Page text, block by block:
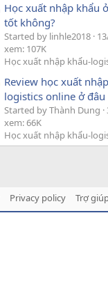
Học xuất nhập khẩu
tốt không?
Started by linhle2018
xem: 107K
Học xuất nhập khẩu-
Review học xuất
logistics online ở
Started by Thành Dung
xem: 66K
Học xuất nhập khẩu-
Privacy policy Trợ